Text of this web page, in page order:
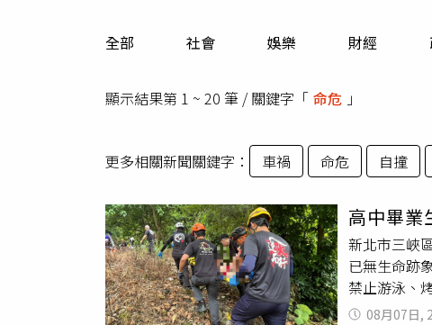
全部 社會 娛樂 財經
顯示結果第 1 ~ 20 筆 / 關鍵字「 命危 」
更多相關新聞關鍵字： 車禍 命危 自撞
高中畢
新北市三峽
已無生命跡
禁止游泳、
下後失蹤。
08月07日,